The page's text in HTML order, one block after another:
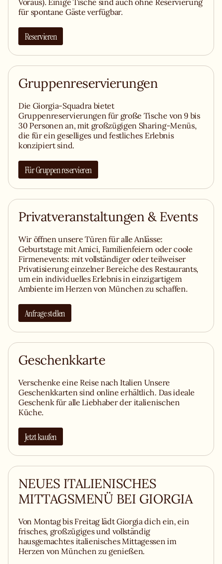
Voraus). Einige Tische sind auch ohne Reservierung
für spontane Gäste verfügbar.
Reservieren
Gruppenreservierungen
Die Giorgia-Squadra bietet
Gruppenreservierungen für große Tische von 9 bis
30 Personen an, mit großzügigen Sharing-Menüs,
die für ein geselliges und festliches Erlebnis
konzipiert sind.
Für Gruppen reservieren
Privatveranstaltungen & Events
Wir öffnen unsere Türen für alle Anlässe:
Geburtstage mit Amici, Familienfeiern oder coole
Firmenevents: mit vollständiger oder teilweiser
Privatisierung einzelner Bereiche des Restaurants,
um ein individuelles Erlebnis in einzigartigem
Ambiente im Herzen von München zu schaffen.
Anfrage stellen
Geschenkkarte
Verschenke eine Reise nach Italien Unsere
Geschenkkarten sind online erhältlich. Das ideale
Geschenk für alle Liebhaber der italienischen
Küche.
Jetzt kaufen
NEUES ITALIENISCHES
MITTAGSMENÜ BEI GIORGIA
Von Montag bis Freitag lädt Giorgia dich ein, ein
frisches, großzügiges und vollständig
hausgemachtes italienisches Mittagessen im
Herzen von München zu genießen.